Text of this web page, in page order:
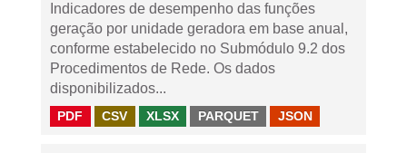
Indicadores de desempenho das funções
geração por unidade geradora em base anual,
conforme estabelecido no Submódulo 9.2 dos
Procedimentos de Rede. Os dados
disponibilizados...
PDF CSV XLSX PARQUET JSON